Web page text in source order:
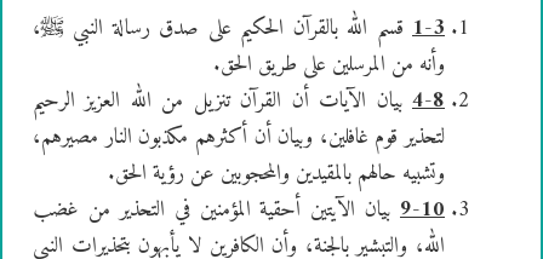
1-3 قسم الله بالقرآن الحكيم على صدق رسالة النبي ﷺ،
وأنه من المرسلين على طريق الحق.
4-8 بيان الآيات أن القرآن تنزيل من الله العزيز الرحيم
لتحذير قوم غافلين، وبيان أن أكثرهم مكذبون النار مصيرهم،
وتشبيه حالهم بالمقيدين والمحجوبين عن رؤية الحق.
9-10 بيان الآيتين أحقية المؤمنين في التحذير من غضب
الله، والتبشير بالجنة، وأن الكافرين لا يأبهون بتحذيرات النبي